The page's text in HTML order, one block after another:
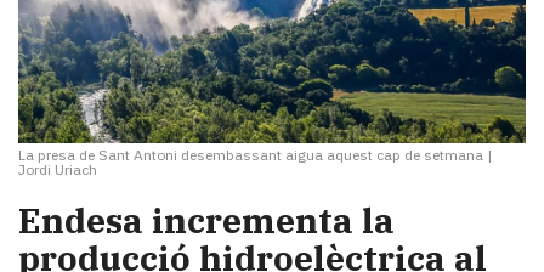
La presa de Sant Antoni desembassant aigua aquest cap de setmana |
Jordi Uriach
​Endesa incrementa la
producció hidroelèctrica al